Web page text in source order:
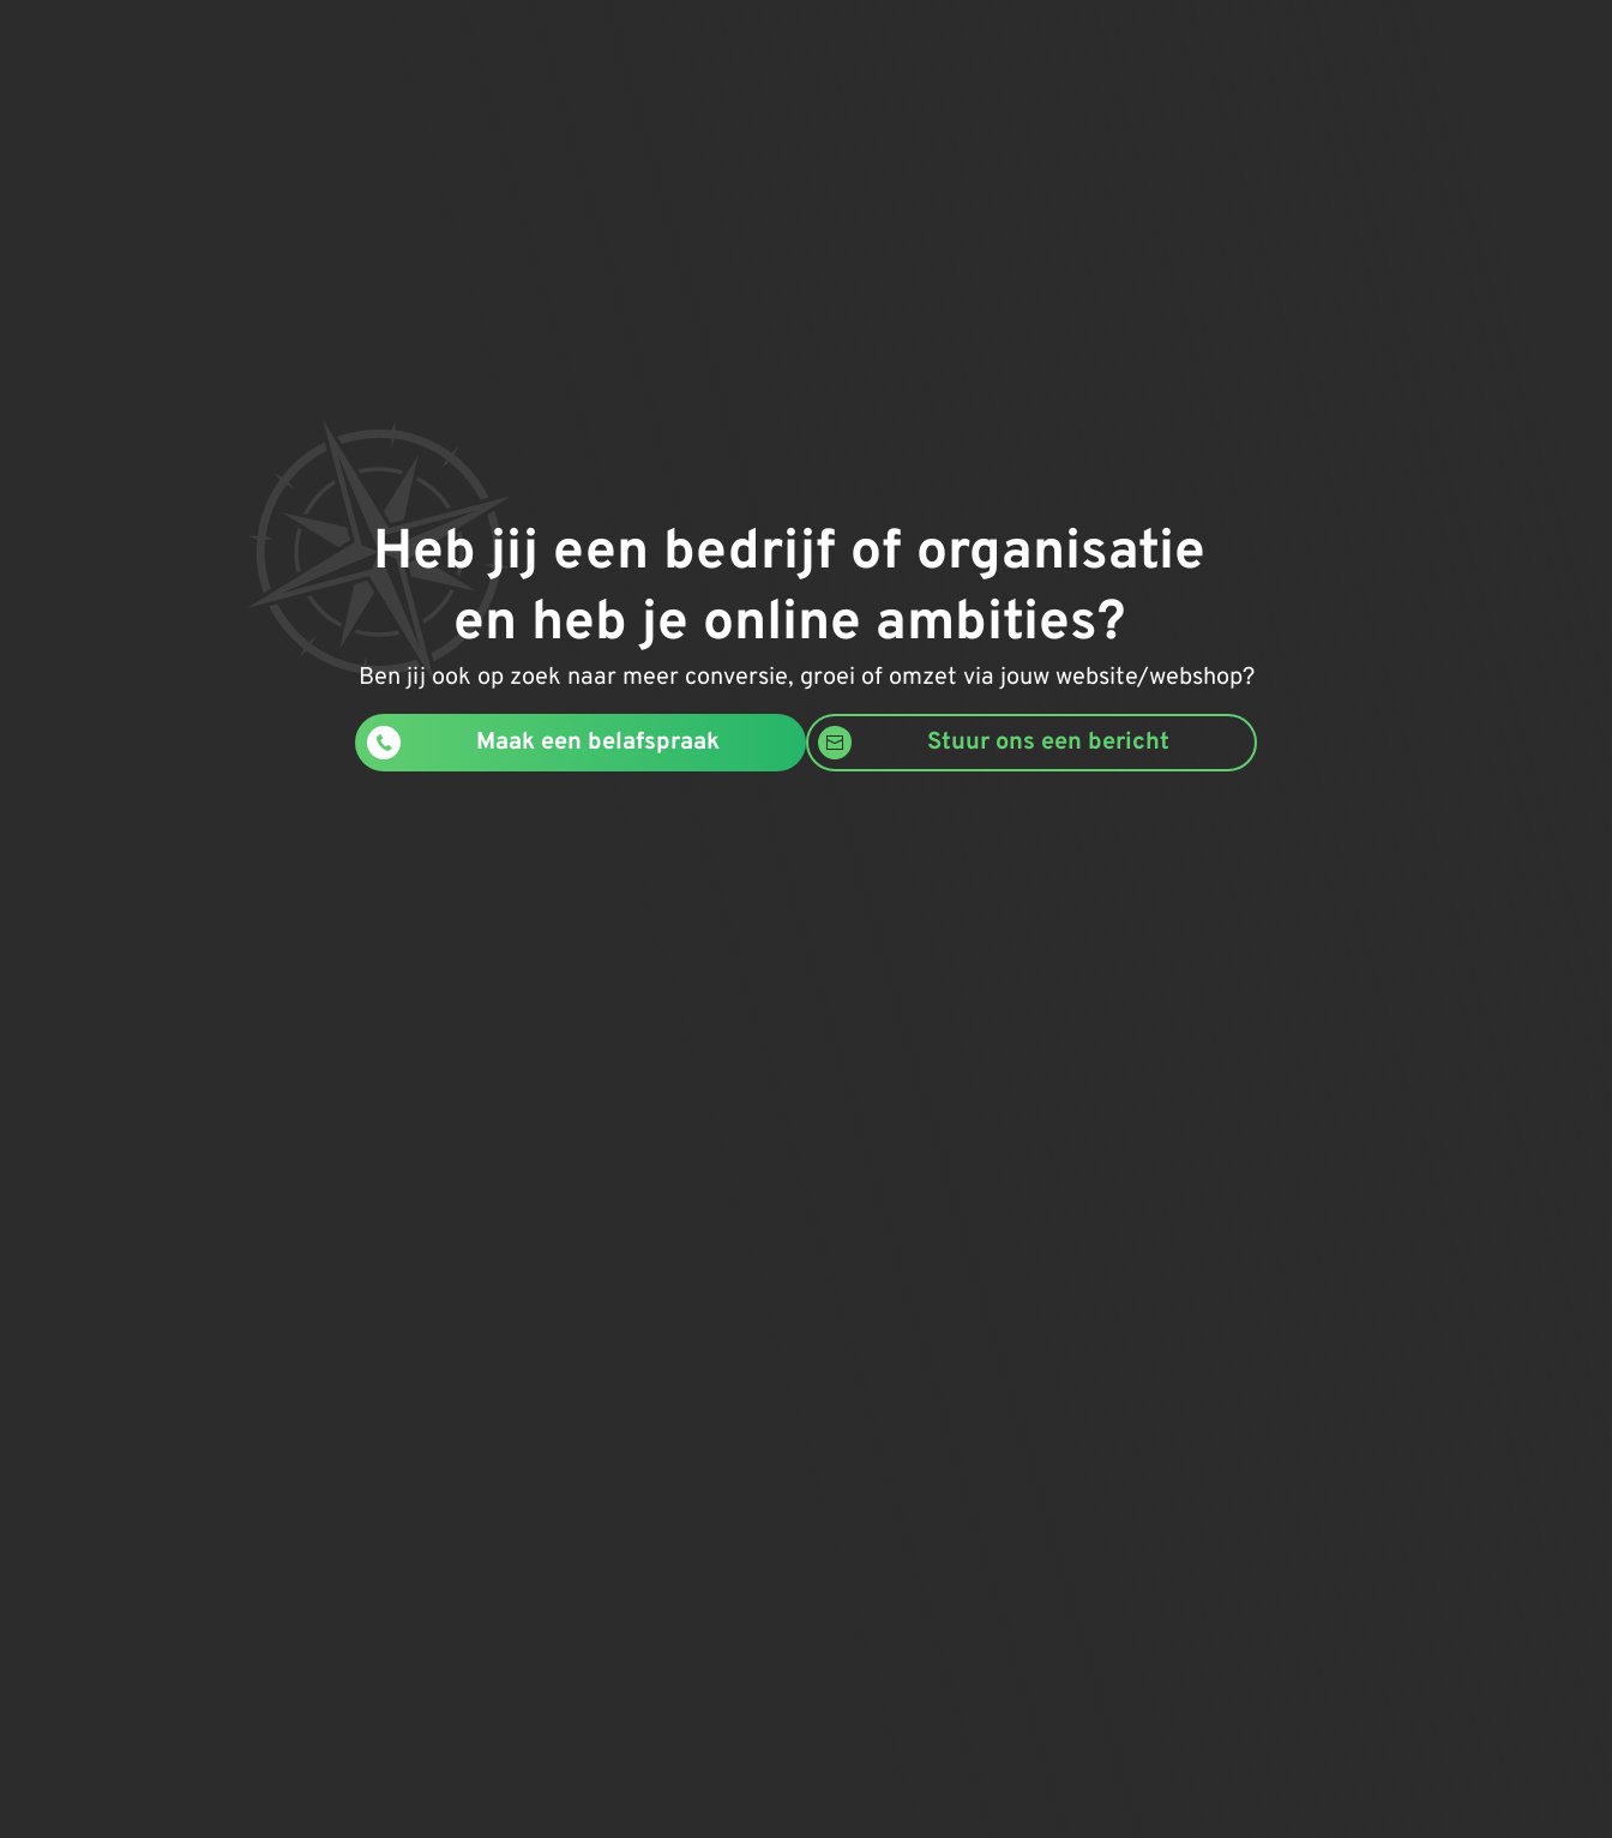
Heb jij een bedrijf of organisatie
en heb je online ambities?
Ben jij ook op zoek naar meer conversie, groei of omzet via jouw website/webshop?
Maak een belafspraak Stuur ons een bericht